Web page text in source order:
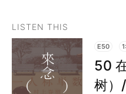
LISTEN THIS
E50
50
树）